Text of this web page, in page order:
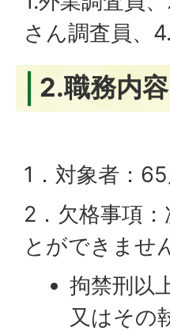
さん調査員、
2.職務内
1．対象者：
2．欠格事項
とができませ
拘禁刑以
又はその